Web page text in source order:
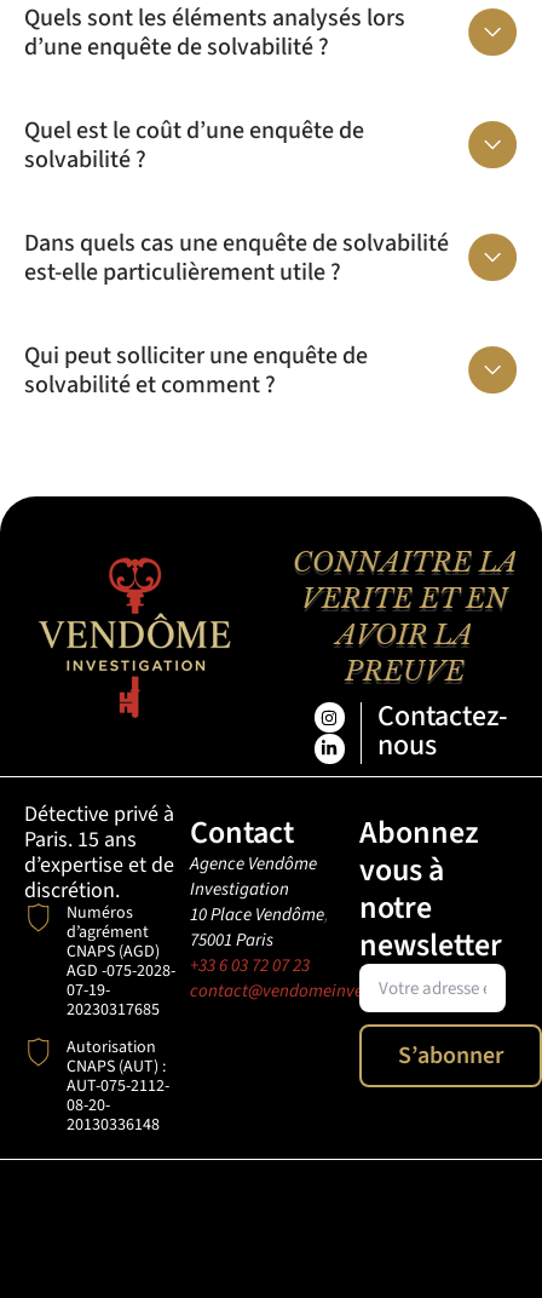
Quels sont les éléments analysés lors
d’une enquête de solvabilité ?
Quel est le coût d’une enquête de
solvabilité ?
Dans quels cas une enquête de solvabilité
est-elle particulièrement utile ?
Qui peut solliciter une enquête de
solvabilité et comment ?
CONNAITRE LA
VERITE ET EN
AVOIR LA
PREUVE
Contactez-
nous
Détective privé à
Paris. 15 ans
d’expertise et de
discrétion.
Numéros
d’agrément
CNAPS (AGD)
AGD -075-2028-
07-19-
20230317685
Autorisation
CNAPS (AUT) :
AUT-075-2112-
08-20-
20130336148
Contact
Agence Vendôme
Investigation
10 Place Vendôme,
75001Paris
+33 6 03 72 07 23
contact@vendomeinvestigation.com
Abonnez
vous à
notre
newsletter
S’abonner